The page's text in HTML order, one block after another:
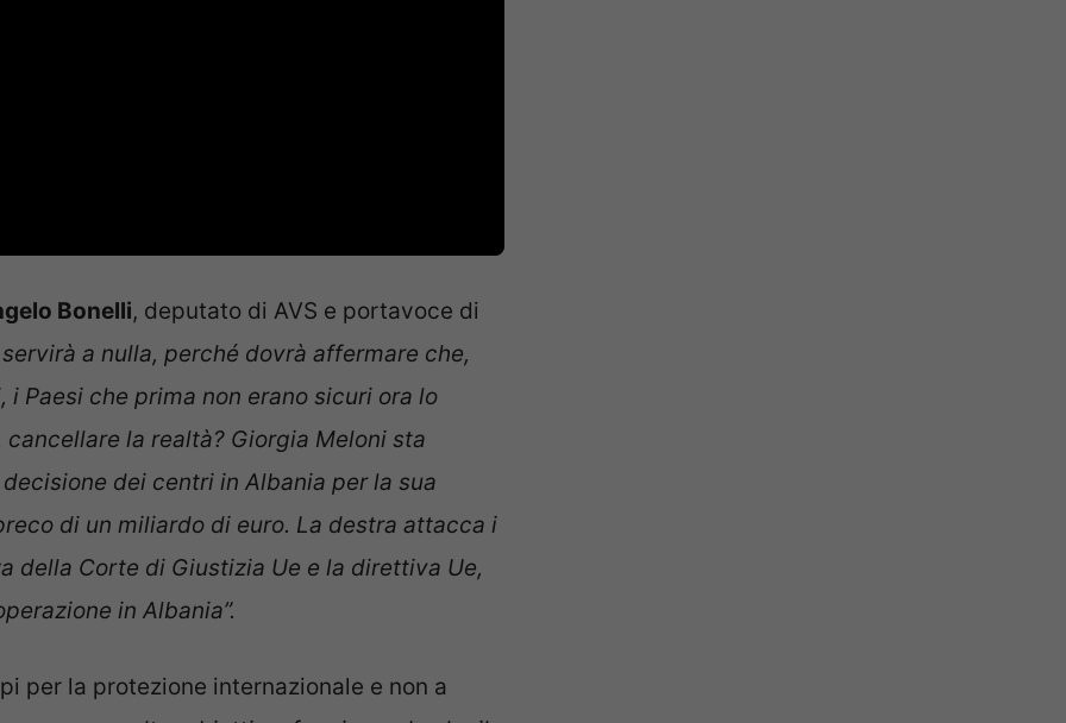
Bonelli, deputato di AVS e portavoce di
a nulla, perché dovrà affermare che,
Paesi che prima non erano sicuri ora lo
la realtà? Giorgia Meloni sta
dei centri in Albania per la sua
di un miliardo di euro. La destra attacca i
della Corte di Giustizia Ue e la direttiva Ue,
in Albania”.
per la protezione internazionale e non a